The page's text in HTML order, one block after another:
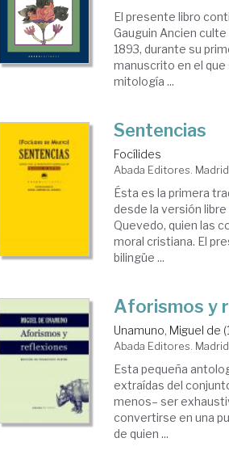
El presente libro
Gauguin Ancien
1893, durante su
manuscrito en el
mitología ...
Sentencias
Focílides
Abada Editores.
Ésta es la primera
desde la versión
Quevedo, quien las
moral cristiana. El
bilingüe ...
Aforismos y
Unamuno, Miguel de
Abada Editores.
Esta pequeña
extraídas del
menos– ser
convertirse en una
de quien ...